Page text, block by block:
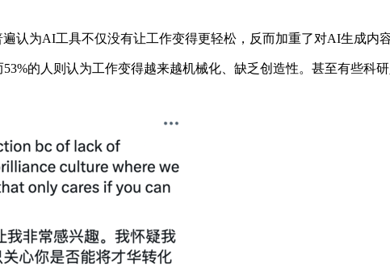
为AI工具不仅没有让工作变得更轻松，反而加重了对AI生成内容
的人则认为工作变得越来越机械化、缺乏创造性。甚至有些科